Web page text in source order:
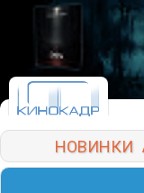
НОВИНКИ